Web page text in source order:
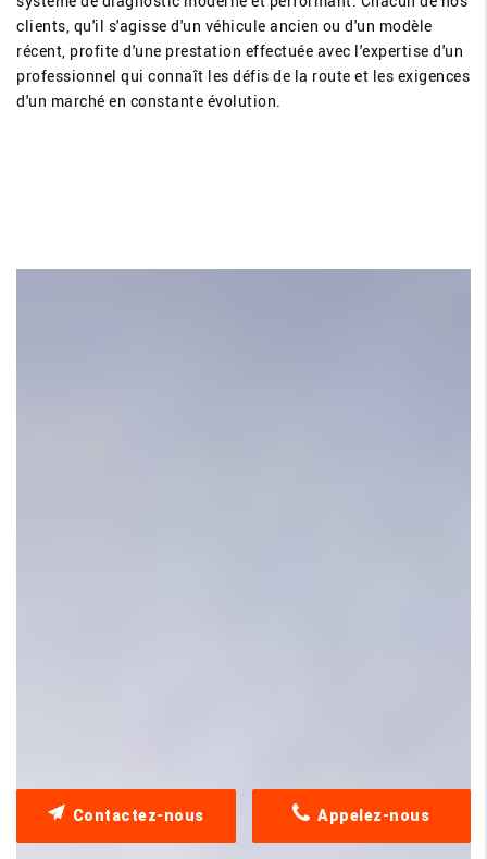
clients, qu'il s'agisse d'un véhicule ancien ou d'un modèle
récent, profite d'une prestation effectuée avec l'expertise d'un
professionnel qui connaît les défis de la route et les exigences
d'un marché en constante évolution.
Appelez-nous
Contactez-nous